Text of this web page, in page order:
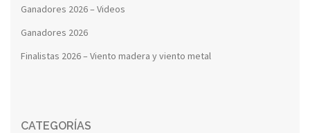
Ganadores 2026 – Videos
Ganadores 2026
Finalistas 2026 – Viento madera y viento metal
CATEGORÍAS